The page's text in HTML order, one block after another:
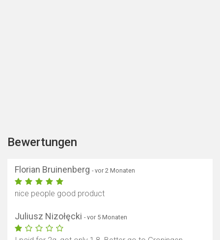
Bewertungen
Florian Bruinenberg - vor 2 Monaten
nice people good product
Juliusz Nizołęcki - vor 5 Monaten